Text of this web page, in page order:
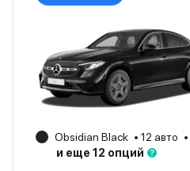
Obsidian Black 12 авто
и еще 12 опций